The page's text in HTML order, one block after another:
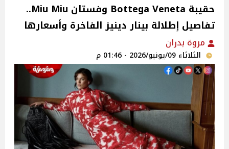
حقيبة Bottega Veneta وفستان Miu Miu..
تفاصيل إطلالة بينار دينيز الفاخرة وأسعارها
مروة بدران
الثلاثاء 09/يونيو/2026 - 01:46 م